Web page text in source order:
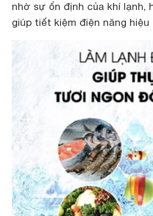
nhờ sự ổn định của khí lạnh,
giúp tiết kiệm điện năng hiệu